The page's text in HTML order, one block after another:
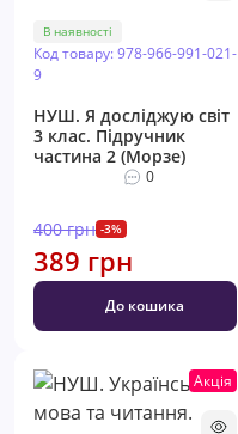
В наявності
Код товару: 978-966-991-021-
9
НУШ. Я досліджую світ
3 клас. Підручник
частина 2 (Морзе)
0
400 грн -3%
389 грн
До кошика
Акція